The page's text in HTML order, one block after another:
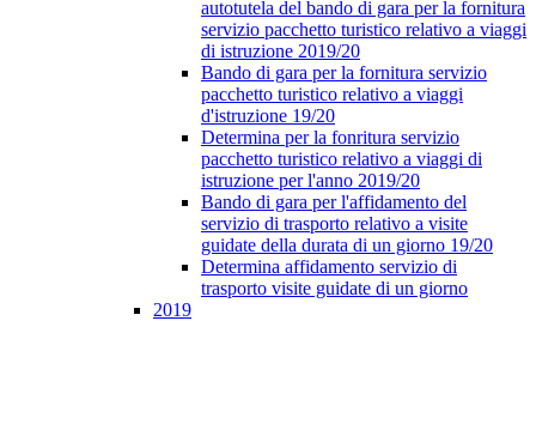
autotutela del bando di gara per la fornitura
servizio pacchetto turistico relativo a viaggi
di istruzione 2019/20
Bando di gara per la fornitura servizio
pacchetto turistico relativo a viaggi
d'istruzione 19/20
Determina per la fonritura servizio
pacchetto turistico relativo a viaggi di
istruzione per l'anno 2019/20
Bando di gara per l'affidamento del
servizio di trasporto relativo a visite
guidate della durata di un giorno 19/20
Determina affidamento servizio di
trasporto visite guidate di un giorno
2019